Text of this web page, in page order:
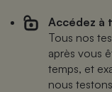
Accédez à
Tous nos
après vous
temps, et
nous